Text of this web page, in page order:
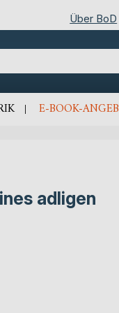
Über BoD
E-BOOK-
adligen